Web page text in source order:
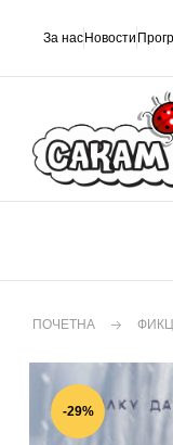
За нас Новости
ПОЧЕТНА
-29%